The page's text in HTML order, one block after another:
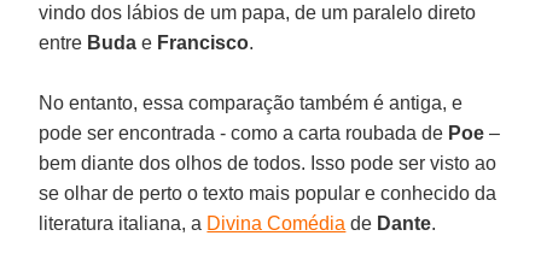
vindo dos lábios de um papa, de um paralelo direto
entre Buda e Francisco.
No entanto, essa comparação também é antiga, e
pode ser encontrada - como a carta roubada de Poe –
bem diante dos olhos de todos. Isso pode ser visto ao
se olhar de perto o texto mais popular e conhecido da
literatura italiana, a Divina Comédia de Dante.